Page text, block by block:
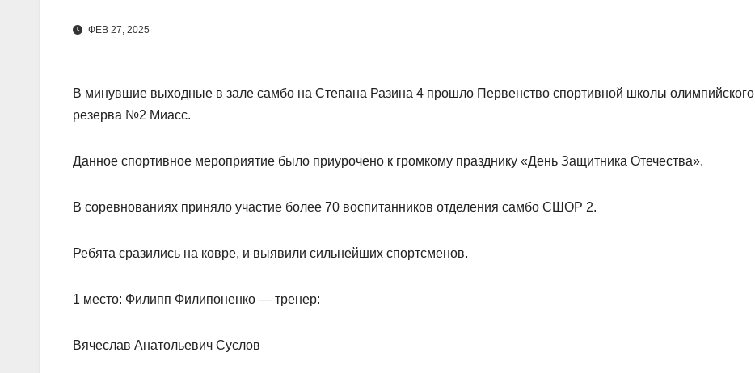
ФЕВ 27, 2025
В минувшие выходные в зале самбо на Степана Разина 4 прошло Первенство спортивной школы олимпийского
резерва №2 Миасс.
Данное спортивное мероприятие было приурочено к громкому празднику «День Защитника Отечества».
В соревнованиях приняло участие более 70 воспитанников отделения самбо СШОР 2.
Ребята сразились на ковре, и выявили сильнейших спортсменов.
1 место: Филипп Филипоненко — тренер:
Вячеслав Анатольевич Суслов